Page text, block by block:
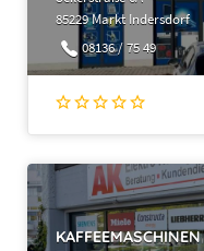
85229 Markt Indersdorf
08136 / 75 49